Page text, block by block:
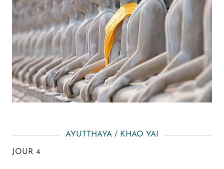
AYUTTHAYA / KHAO YAI
JOUR 4